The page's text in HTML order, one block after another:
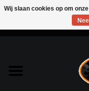
Bags & Packs
Wij slaan cookies op om
Nee